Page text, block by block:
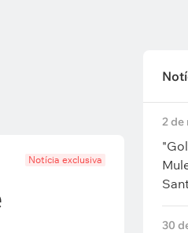
Notícia exclusiva
2 de
30